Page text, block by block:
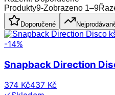
Produkty9-Zobrazeno 1–9
Doporučené
-14%
Snapback Direction
374 Kč437 Kč